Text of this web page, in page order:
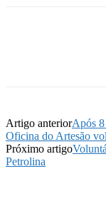
Artigo anteriorApós 8
Oficina do Artesão
Próximo artigo
Petrolina